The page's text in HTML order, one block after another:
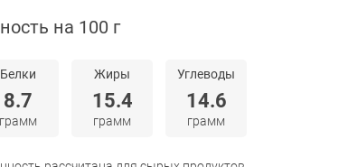
на 100 г
Белки
8.7
грамм
Жиры
15.4
грамм
Углеводы
14.6
грамм